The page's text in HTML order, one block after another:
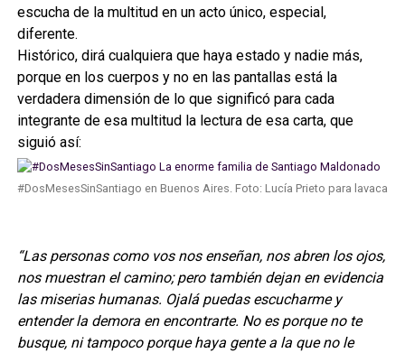
escucha de la multitud en un acto único, especial,
diferente.
Histórico, dirá cualquiera que haya estado y nadie más,
porque en los cuerpos y no en las pantallas está la
verdadera dimensión de lo que significó para cada
integrante de esa multitud la lectura de esa carta, que
siguió así:
#DosMesesSinSantiago en Buenos Aires. Foto: Lucía Prieto para lavaca
“Las personas como vos nos enseñan, nos abren los ojos,
nos muestran el camino; pero también dejan en evidencia
las miserias humanas. Ojalá puedas escucharme y
entender la demora en encontrarte. No es porque no te
busque, ni tampoco porque haya gente a la que no le